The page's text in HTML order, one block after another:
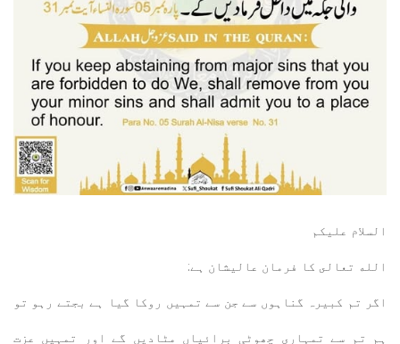
السلام عليكم
الله تعالى كا فرمان عالیشان ہے:
اگر تم کبیرہ گناہوں سے جن سے تمہیں روکا گیا ہے بجتے رہو تو
ہم تم سے تمہاری چھوٹی برائیاں مٹادیں گے اور تمہیں عزت